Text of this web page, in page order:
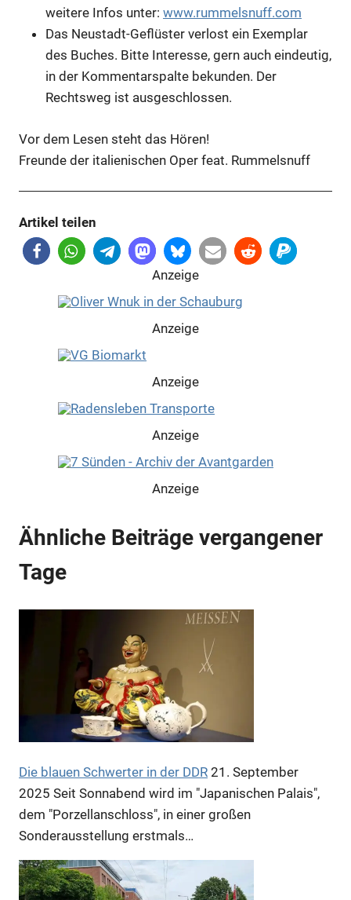
weitere Infos unter: www.rummelsnuff.com
Das Neustadt-Geflüster verlost ein Exemplar
des Buches. Bitte Interesse, gern auch eindeutig,
in der Kommentarspalte bekunden. Der
Rechtsweg ist ausgeschlossen.
Vor dem Lesen steht das Hören!
Freunde der italienischen Oper feat. Rummelsnuff
Artikel teilen
Anzeige
Anzeige
Anzeige
Anzeige
Anzeige
Anzeige
Anzeige
Anzeige
Anzeige
Ähnliche Beiträge vergangener
Tage
Die blauen Schwerter in der DDR 21. September
2025 Seit Sonnabend wird im "Japanischen Palais",
dem "Porzellanschloss", in einer großen
Sonderausstellung erstmals…